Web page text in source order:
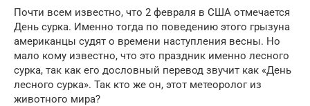
Почти всем известно, что 2 февраля в США отмечается
День сурка. Именно тогда по поведению этого грызуна
американцы судят о времени наступления весны. Но
мало кому известно, что это праздник именно лесного
сурка, так как его дословный перевод звучит как «День
лесного сурка». Так кто же он, этот метеоролог из
животного мира?